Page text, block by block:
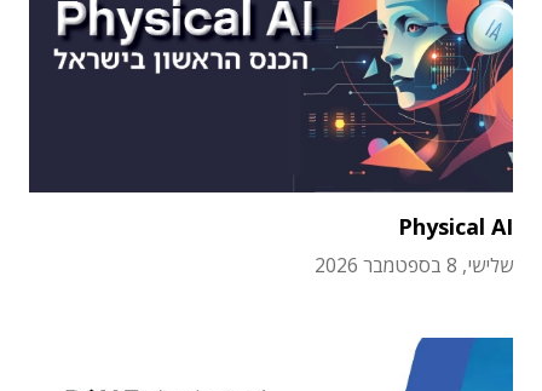
Physical AI
שלישי, 8 בספטמבר 2026